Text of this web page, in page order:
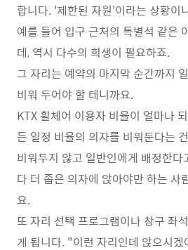
합니다. '제한된 자원'이라는 상황이
예를 들어 입구 근처의 특별석 같은
데, 역시 다수의 희생이 필요하죠.
그 자리는 예약의 마지막 순간까지
비워 두어야 할 테니까요.
KTX 휠체어 이용자 비율이 얼마나
든 일정 비율의 의자를 비워둔다는
비워두지 않고 일반인에게 배정한
다 더 좁은 의자에 앉아야만 하는 사
요.
또 자리 선택 프로그램이나 창구 좌
게 됩니다. "이런 자리인데 앉으시